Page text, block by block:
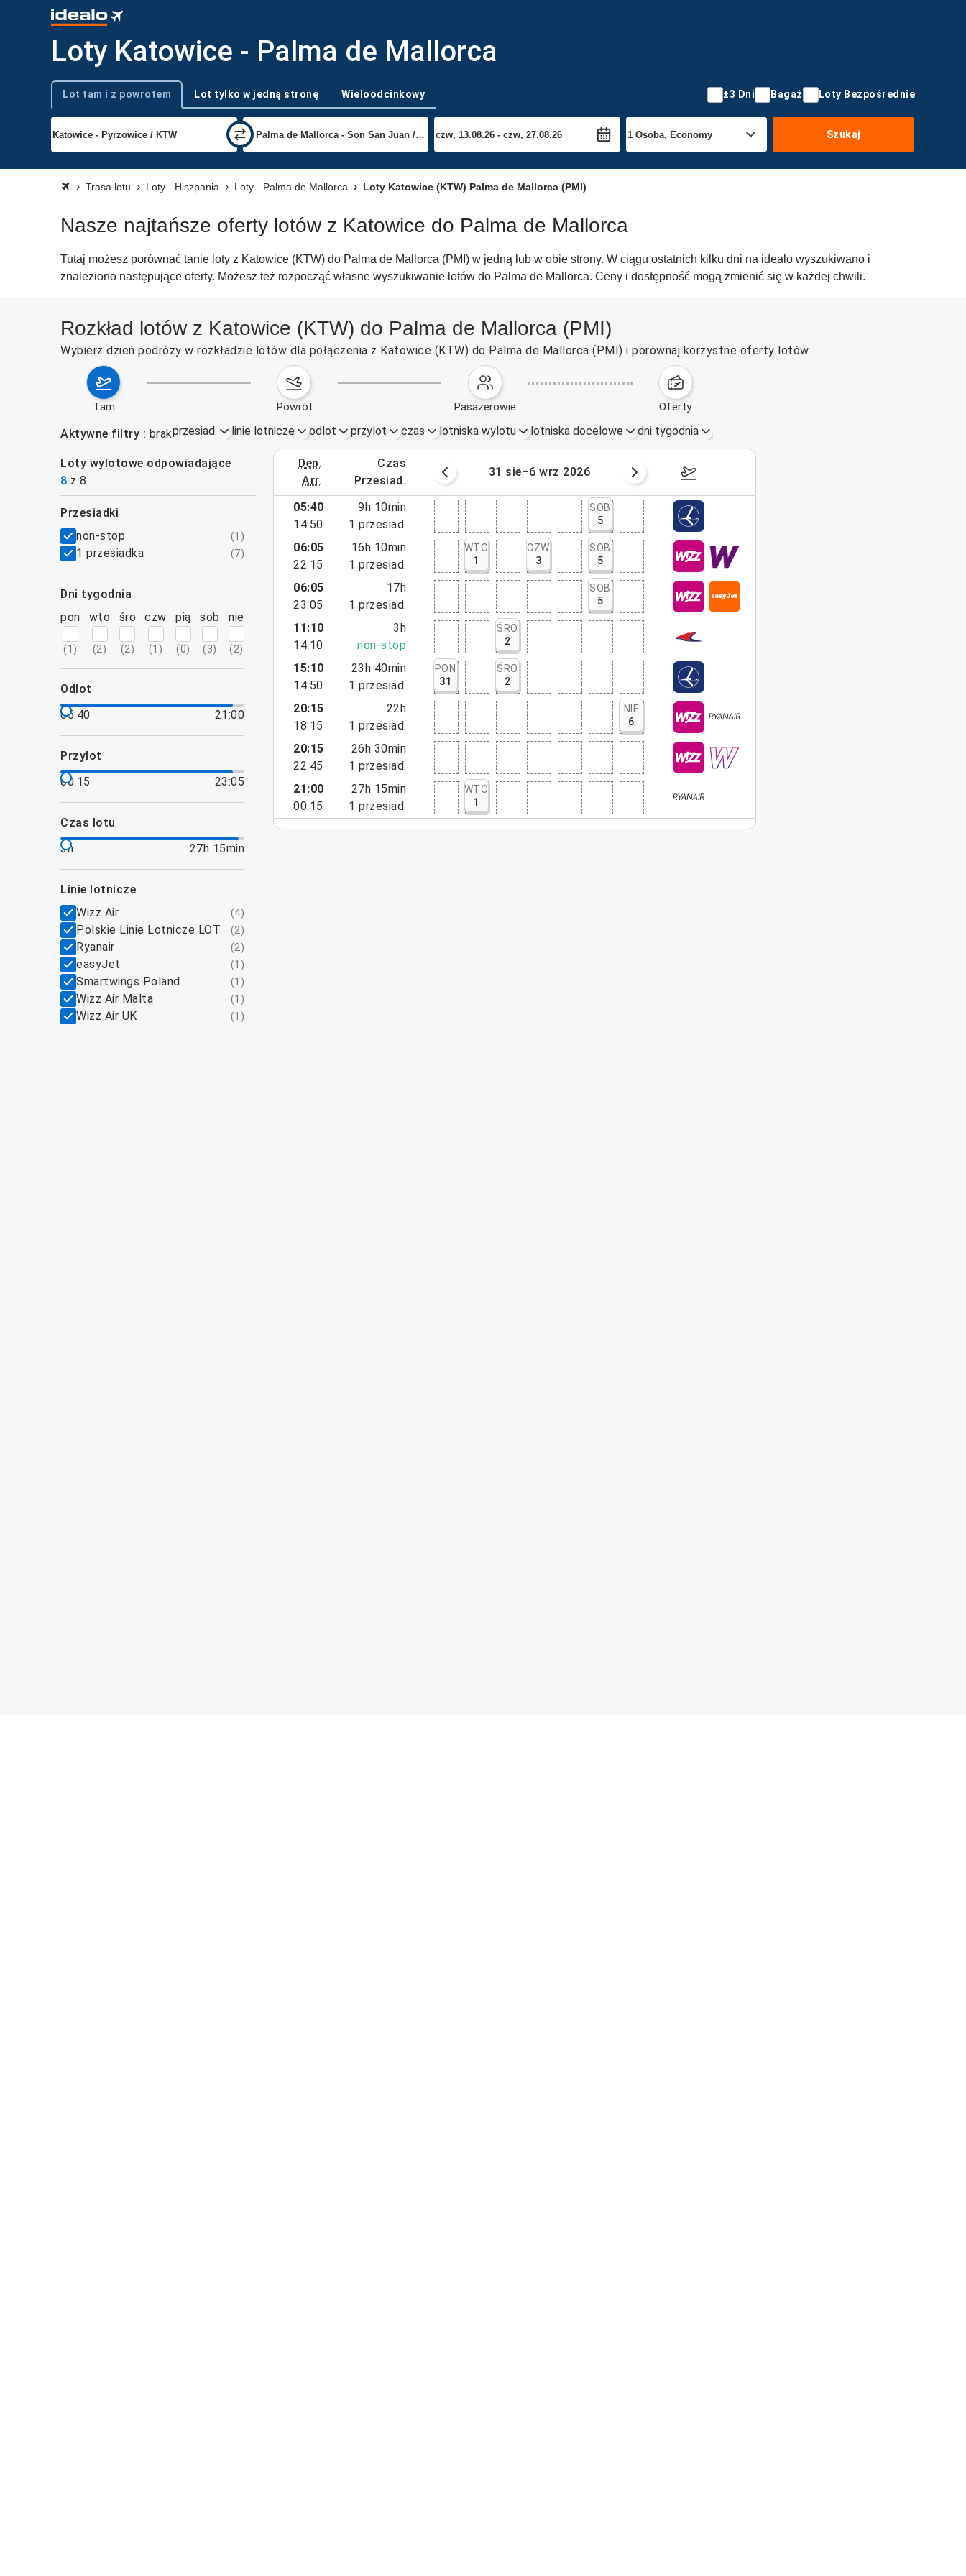
Loty Katowice - Palma de Mallorca
Typ podróży
Lot tam i z powrotem Lot tylko w jedną stronę Wieloodcinkowy ±3 Dni Bagaż Loty Bezpośrednie
Szukaj
Trasa lotu Loty - Hiszpania Loty - Palma de Mallorca Loty Katowice (KTW) Palma de Mallorca (PMI)
Nasze najtańsze oferty lotów z Katowice do Palma de Mallorca
Tutaj możesz porównać tanie loty z Katowice (KTW) do Palma de Mallorca (PMI) w jedną lub w obie strony. W ciągu ostatnich kilku dni na idealo wyszukiwano i
znaleziono następujące oferty. Możesz też rozpocząć własne wyszukiwanie lotów do Palma de Mallorca. Ceny i dostępność mogą zmienić się w każdej chwili.
Rozkład lotów z Katowice (KTW) do Palma de Mallorca (PMI)
Wybierz dzień podróży w rozkładzie lotów dla połączenia z Katowice (KTW) do Palma de Mallorca (PMI) i porównaj korzystne oferty lotów.
tam powrót pasażerowie oferty
Aktywne filtry brakprzesiad. linie lotnicze odlot przylot czas lotniska wylotu lotniska docelowe dni tygodnia
Loty wylotowe odpowiadające
8 z 8
dep.
arr.
czas
przesiad.
24–30 sierpnia 2026 31 sie–6 wrz 2026 7–13 września 2026
filtry
przesiadki
non-stop
(1 )
1 przesiadka (7)
dni tygodnia
pon
(1 )
wto
(2)
śro
(2)
czw
(1 )
pią
(0)
sob
(3)
nie
(2)
odlot
05:40
21:00
przylot
00:15
23:05
czas lotu
3h
27h 15min
linie lotnicze
Wizz Air
(4)
Polskie Linie Lotnicze LOT (2)
Ryanair (2)
easyJet (1 )
Smartwings Poland (1 )
Wizz Air Malta (1 )
Wizz Air UK (1 )
05:40
14:50
9h 10min
1 przesiad.
SOB
5
06:05
22:15
16h 10min
1 przesiad.
WTO
1
CZW
3
SOB
5
06:05
23:05
17h
1 przesiad.
SOB
5
11:10
14:10
3h
non-stop
ŚRO
2
15:10
14:50
23h 40min
1 przesiad.
PON
31
ŚRO
2
20:15
18:15
22h
1 przesiad.
NIE
6
20:15
22:45
26h 30min
1 przesiad.
21:00
00:15
27h 15min
1 przesiad.
WTO
1